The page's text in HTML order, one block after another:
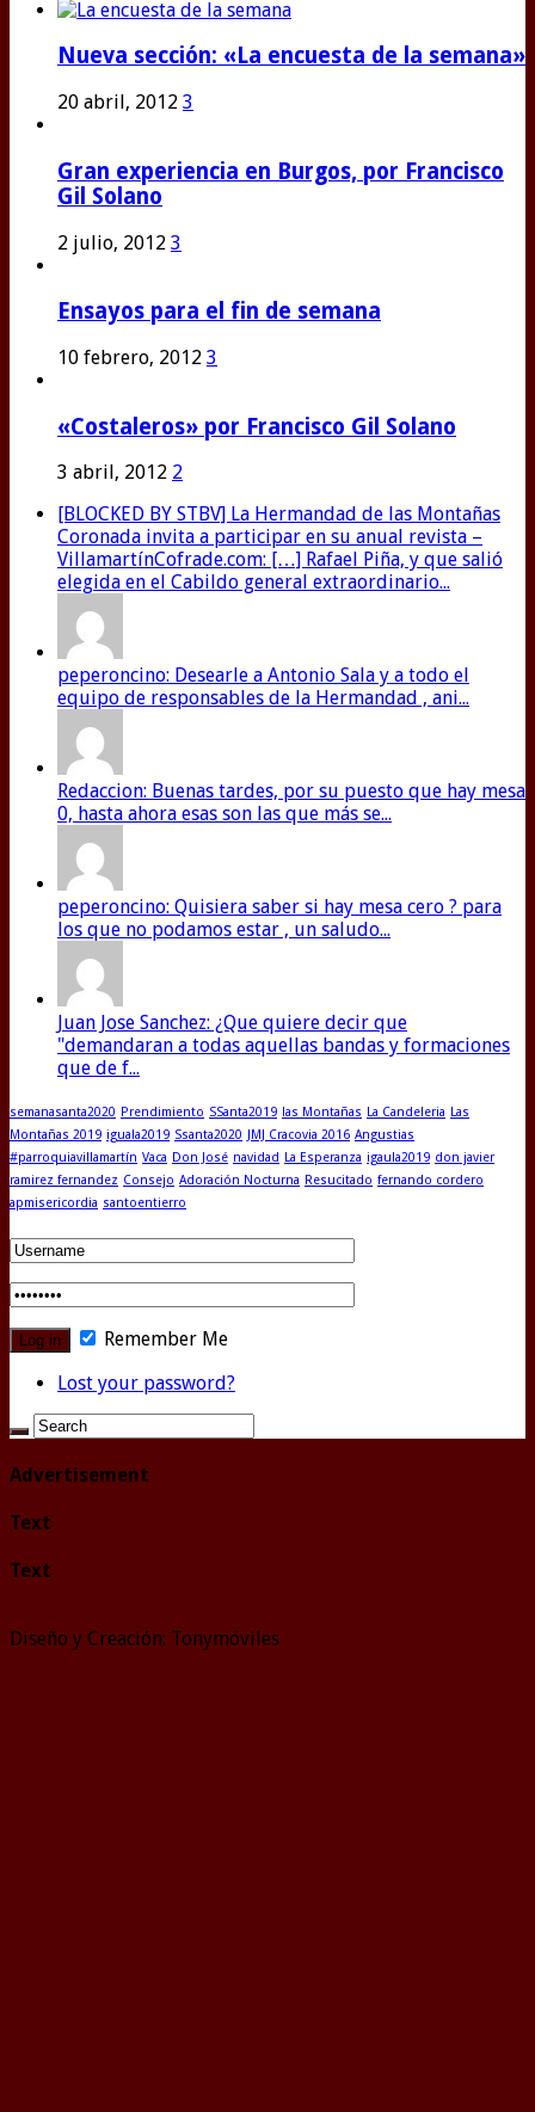
Nueva sección: «La encuesta de la semana»
20 abril, 2012 3
Gran experiencia en Burgos, por Francisco
Gil Solano
2 julio, 2012 3
Ensayos para el fin de semana
10 febrero, 2012 3
«Costaleros» por Francisco Gil Solano
3 abril, 2012 2
[BLOCKED BY STBV] La Hermandad de las Montañas
Coronada invita a participar en su anual revista –
VillamartínCofrade.com: […] Rafael Piña, y que salió
elegida en el Cabildo general extraordinario...
peperoncino: Desearle a Antonio Sala y a todo el
equipo de responsables de la Hermandad , ani...
Redaccion: Buenas tardes, por su puesto que hay mesa
0, hasta ahora esas son las que más se...
peperoncino: Quisiera saber si hay mesa cero ? para
los que no podamos estar , un saludo...
Juan Jose Sanchez: ¿Que quiere decir que
"demandaran a todas aquellas bandas y formaciones
que de f...
semanasanta2020 Prendimiento SSanta2019 las Montañas La Candeleria Las
Montañas 2019 iguala2019 Ssanta2020 JMJ Cracovia 2016 Angustias
#parroquiavillamartín Vaca Don José navidad La Esperanza igaula2019 don javier
ramirez fernandez Consejo Adoración Nocturna Resucitado fernando cordero
apmisericordia santoentierro
Remember Me
Lost your password?
Advertisement
Text
Text
Diseño y Creación: Tonymóviles